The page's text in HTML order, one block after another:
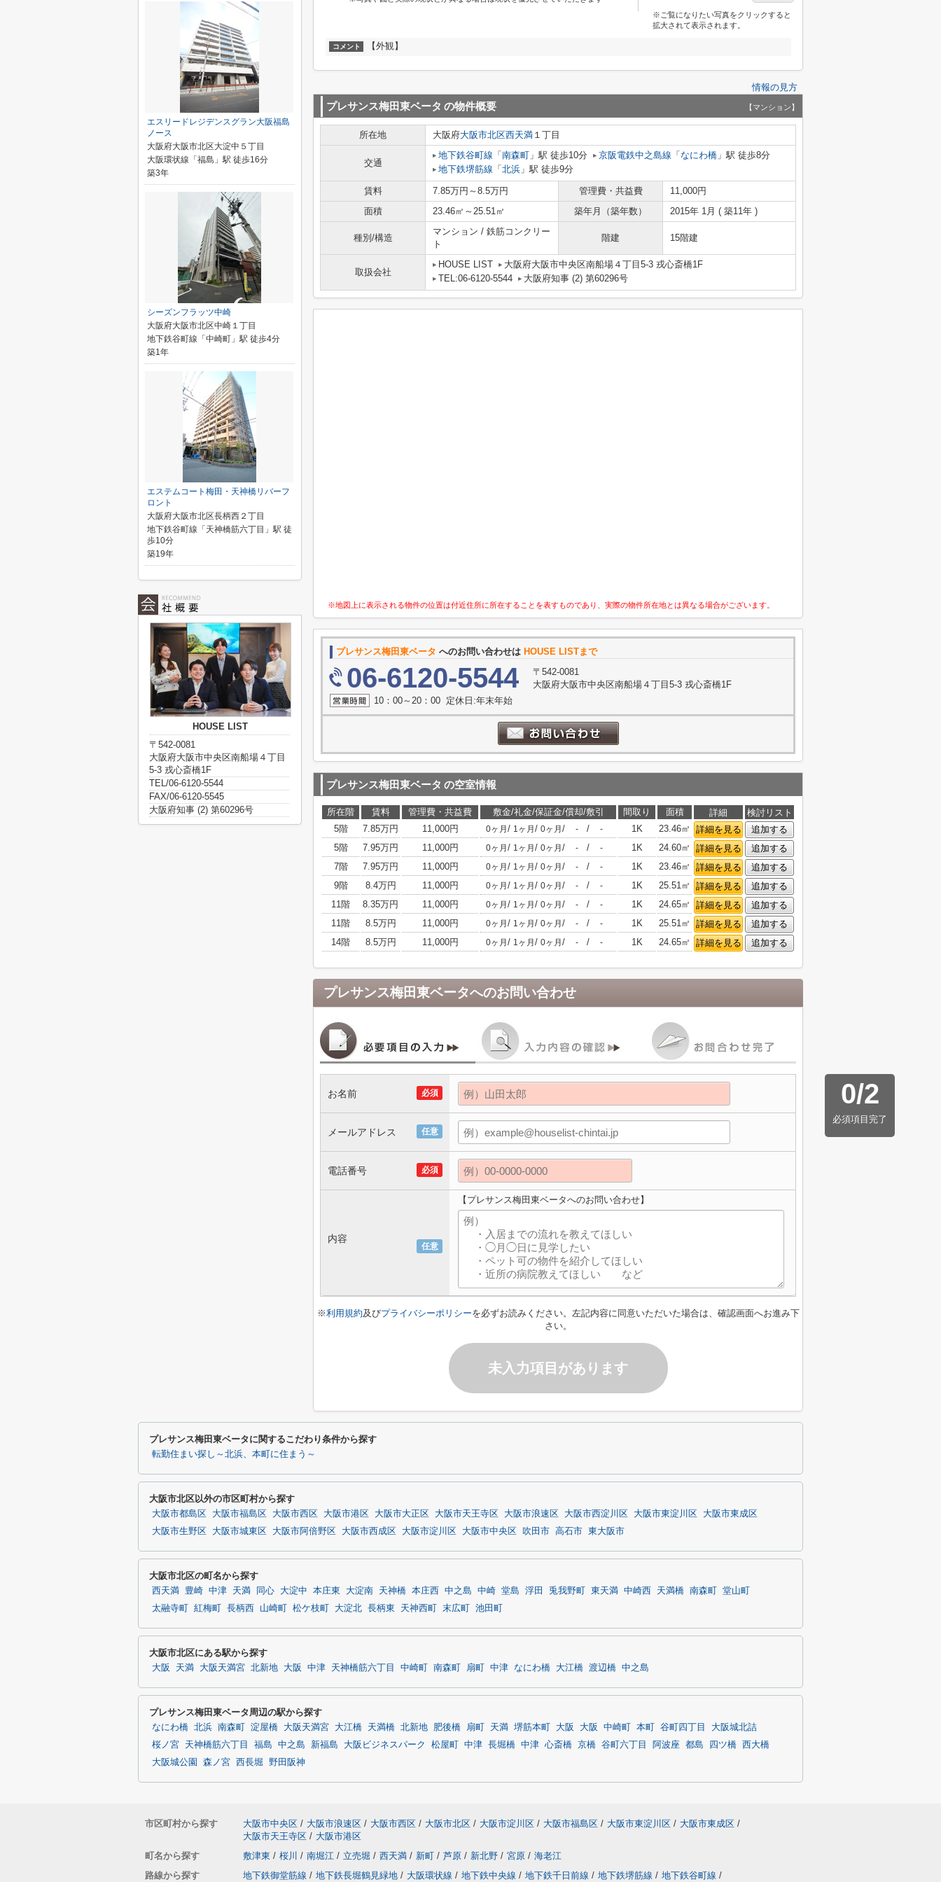
※ご覧になりたい写真をクリックすると
拡大されて表示されます。
コメント 【外観】
情報の見方
プレサンス梅田東ベータ の物件概要 【マンション】
所在地 大阪府大阪市北区西天満 １丁目
交通
地下鉄谷町線 「 南森町 」駅 徒歩10分 京阪電鉄中之島線 「 なにわ橋 」駅 徒歩8分
地下鉄堺筋線 「 北浜 」駅 徒歩9分
賃料 7.85万円～8.5万円 管理費・共益費
11,000円
面積
23.46㎡～25.51㎡ 築年月（築年数） 2015年 1月 ( 築11年 )
種別/構造
マンション / 鉄筋コンクリー
ト
階建 15階建
取扱会社
HOUSE LIST
大阪府大阪市中央区南船場４丁目5-3 戎心斎橋1F
TEL:06-6120-5544
大阪府知事 (2) 第60296号
※地図上に表示される物件の位置は付近住所に所在することを表すものであり、実際の物件所在地とは異なる場合がございます。
プレサンス梅田東ベータ へのお問い合わせは HOUSE LISTまで
06-6120-5544
〒542-0081
大阪府大阪市中央区南船場４丁目5-3 戎心斎橋1F
10：00～20：00 定休日:年末年始
プレサンス梅田東ベータ の空室情報
所在階 賃料 管理費・共益費 敷金/礼金/保証金/償却/敷引 間取り 面積 詳細
検討リスト
5階
7.85万円 11,000円 0ヶ月 / 1ヶ月 / 0ヶ月 / - / - 1K 23.46㎡ 詳細を見る
追加する
5階
7.95万円 11,000円 0ヶ月 / 1ヶ月 / 0ヶ月 / - / - 1K 24.60㎡ 詳細を見る
追加する
7階
7.95万円 11,000円 0ヶ月 / 1ヶ月 / 0ヶ月 / - / - 1K 23.46㎡ 詳細を見る
追加する
9階
8.4万円 11,000円 0ヶ月 / 1ヶ月 / 0ヶ月 / - / - 1K 25.51㎡ 詳細を見る
追加する
11階
8.35万円 11,000円 0ヶ月 / 1ヶ月 / 0ヶ月 / - / - 1K 24.65㎡ 詳細を見る
追加する
11階
8.5万円 11,000円 0ヶ月 / 1ヶ月 / 0ヶ月 / - / - 1K 25.51㎡ 詳細を見る
追加する
14階
8.5万円 11,000円 0ヶ月 / 1ヶ月 / 0ヶ月 / - / - 1K 24.65㎡ 詳細を見る 追加する
プレサンス梅田東ベータへのお問い合わせ
0/2
必須項目完了
必須
お名前
任意
メールアドレス
必須
電話番号
任意
内容
【プレサンス梅田東ベータへのお問い合わせ】
※利用規約及びプライバシーポリシーを必ずお読みください。左記内容に同意いただいた場合は、確認画面へお進み下
さい。
未入力項目があります
エスリードレジデンスグラン大阪福島
ノース
大阪府大阪市北区大淀中５丁目
大阪環状線「福島」駅 徒歩16分
築3年
シーズンフラッツ中崎
大阪府大阪市北区中崎１丁目
地下鉄谷町線「中崎町」駅 徒歩4分
築1年
エステムコート梅田・天神橋リバーフ
ロント
大阪府大阪市北区長柄西２丁目
地下鉄谷町線「天神橋筋六丁目」駅 徒
歩10分
築19年
HOUSE LIST
〒542-0081
大阪府大阪市中央区南船場４丁目
5-3 戎心斎橋1F
TEL/06-6120-5544
FAX/06-6120-5545
大阪府知事 (2) 第60296号
プレサンス梅田東ベータに関するこだわり条件から探す
転勤住まい探し～北浜、本町に住まう～
大阪市北区以外の市区町村から探す
大阪市都島区 大阪市福島区 大阪市西区 大阪市港区 大阪市大正区 大阪市天王寺区 大阪市浪速区 大阪市西淀川区 大阪市東淀川区
大阪市東成区
大阪市生野区
大阪市城東区 大阪市阿倍野区 大阪市西成区 大阪市淀川区 大阪市中央区 吹田市 高石市 東大阪市
大阪市北区の町名から探す
西天満 豊崎 中津 天満 同心 大淀中 本庄東 大淀南 天神橋 本庄西 中之島 中崎 堂島 浮田 兎我野町 東天満 中崎西 天満橋 南森町
堂山町
太融寺町
紅梅町 長柄西 山崎町 松ケ枝町 大淀北 長柄東 天神西町 末広町 池田町
大阪市北区にある駅から探す
大阪 天満 大阪天満宮 北新地 大阪 中津 天神橋筋六丁目 中崎町 南森町 扇町 中津 なにわ橋 大江橋 渡辺橋 中之島
プレサンス梅田東ベータ周辺の駅から探す
なにわ橋 北浜 南森町 淀屋橋 大阪天満宮 大江橋 天満橋 北新地 肥後橋 扇町 天満 堺筋本町 大阪 大阪 中崎町 本町 谷町四丁目
大阪城北詰
桜ノ宮
天神橋筋六丁目 福島 中之島 新福島 大阪ビジネスパーク 松屋町 中津 長堀橋 中津 心斎橋 京橋 谷町六丁目 阿波座 都島 四ツ橋
西大橋
大阪城公園
森ノ宮 西長堀 野田阪神
市区町村から探す 大阪市中央区 / 大阪市浪速区 / 大阪市西区 / 大阪市北区 / 大阪市淀川区 / 大阪市福島区 / 大阪市東淀川区 / 大阪市東成区 /
大阪市天王寺区 / 大阪市港区
町名から探す
敷津東 / 桜川 / 南堀江 / 立売堀 / 西天満 / 新町 / 芦原 / 新北野 / 宮原 / 海老江
路線から探す
地下鉄御堂筋線 / 地下鉄長堀鶴見緑地 / 大阪環状線 / 地下鉄中央線 / 地下鉄千日前線 / 地下鉄堺筋線 / 地下鉄谷町線 /